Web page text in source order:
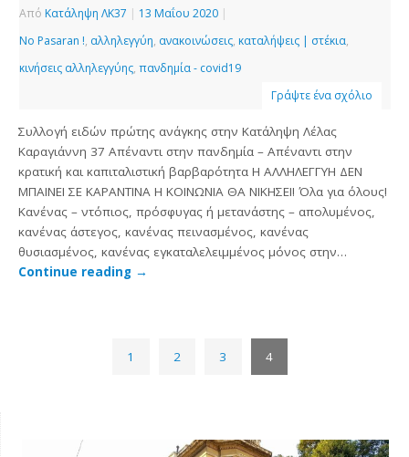
Από Κατάληψη ΛΚ37 | 13 Μαΐου 2020 |
No Pasaran !, αλληλεγγύη, ανακοινώσεις, καταλήψεις | στέκια,
κινήσεις αλληλεγγύης,πανδημία - covid19
Γράψτε ένα σχόλιο
Συλλογή ειδών πρώτης ανάγκης στην Κατάληψη Λέλας
Καραγιάννη 37 Απέναντι στην πανδημία – Απέναντι στην
κρατική και καπιταλιστική βαρβαρότητα H ΑΛΛΗΛΕΓΓΥΗ ΔΕΝ
ΜΠΑΙΝΕΙ ΣΕ ΚΑΡΑΝΤΙΝΑ Η ΚΟΙΝΩΝΙΑ ΘΑ ΝΙΚΗΣΕΙ! Όλα για όλους!
Κανένας – ντόπιος, πρόσφυγας ή μετανάστης – απολυμένος,
κανένας άστεγος, κανένας πεινασμένος, κανένας
θυσιασμένος, κανένας εγκαταλελειμμένος μόνος στην…
Continue reading →
1 2 3 4